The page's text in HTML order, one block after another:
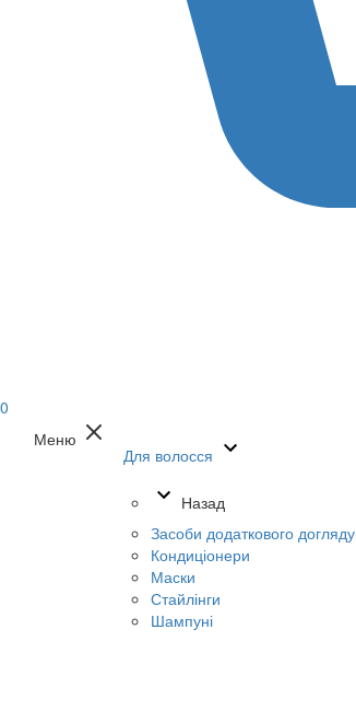
0
Меню
Для волосся
Назад
Засоби додаткового догляду
Кондиціонери
Маски
Стайлінги
Шампуні